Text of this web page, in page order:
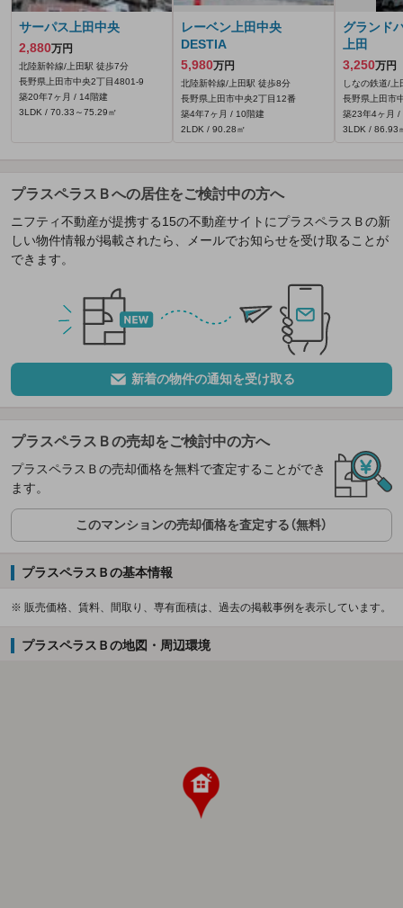
サーパス上田中央
2,880万円
北陸新幹線/上田駅 徒歩7分
長野県上田市中央2丁目4801‐9
築20年7ヶ月 / 14階建
3LDK / 70.33～75.29㎡
レーベン上田中央
DESTIA
5,980万円
北陸新幹線/上田駅 徒歩8分
長野県上田市中央2丁目12番
築4年7ヶ月 / 10階建
2LDK / 90.28㎡
グランド
上田
3,250万円
しなの鉄道/
長野県上田市
築23年4ヶ月 /
3LDK / 86.93
プラスペラスＢへの居住をご検討中の方へ
ニフティ不動産が提携する15の不動産サイトにプラスペラスＢの新
しい物件情報が掲載されたら、メールでお知らせを受け取ることが
できます。
新着の物件の通知を受け取る
プラスペラスＢの売却をご検討中の方へ
プラスペラスＢの売却価格を無料で査定することができ
ます。
このマンションの売却価格を査定する（無料）
プラスペラスＢの基本情報
※ 販売価格、賃料、間取り、専有面積は、過去の掲載事例を表示しています。
プラスペラスＢの地図・周辺環境